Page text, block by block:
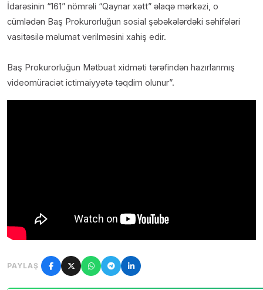
İdarəsinin “161” nömrəli “Qaynar xətt” əlaqə mərkəzi, o
cümlədən Baş Prokurorluğun sosial şəbəkələrdəki səhifələri
vasitəsilə məlumat verilməsini xahiş edir.
Baş Prokurorluğun Mətbuat xidməti tərəfindən hazırlanmış
videomüraciət ictimaiyyətə təqdim olunur”.
PAYLAŞ